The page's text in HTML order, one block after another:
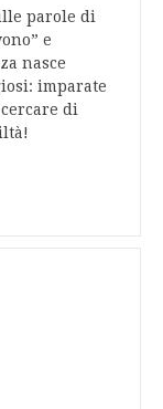
parole di
e
nasce
imparate
di